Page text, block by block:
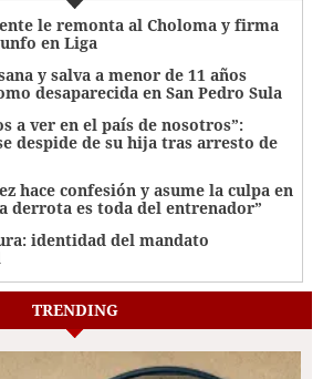
le remonta al Choloma y firma
en Liga
y salva a menor de 11 años
desaparecida en San Pedro Sula
a ver en el país de nosotros”:
despide de su hija tras arresto de
hace confesión y asume la culpa en
derrota es toda del entrenador”
identidad del mandato
TRENDING